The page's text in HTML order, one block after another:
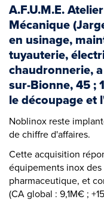
A.F.U.M.E.
Mécanique
en usinage,
tuyauterie,
chaudronnerie,
sur-Bionne, 45 ;
le découpage et
Noblinox reste
de chiffre d'affaires.
Cette acquisition
équipements inox
pharmaceutique, et
(CA global : 9,1M€ ;